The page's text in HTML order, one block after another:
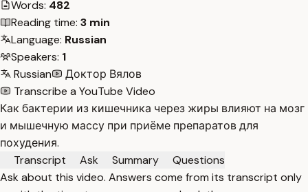
Words: 482
Reading time: 3 min
Language: Russian
Speakers: 1
Russian
Доктор Вялов
Transcribe a YouTube Video
Как бактерии из кишечника через жиры влияют на мозг
и мышечную массу при приёме препаратов для
похудения.
Transcript
Ask Summary
Questions
Ask about this video. Answers come from its transcript only